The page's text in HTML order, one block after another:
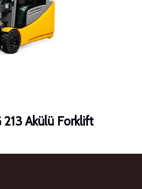
213 Akülü Forklift